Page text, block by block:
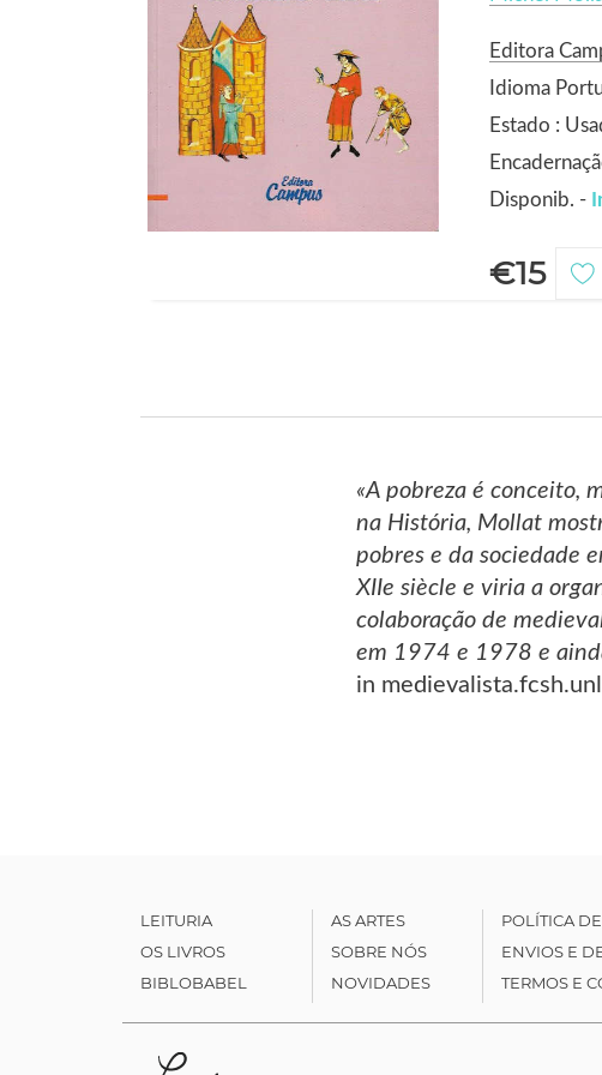
Editora
Idioma
Estado :
Disponib. -
€15
«A pobreza é conceito,
na História, Mollat
pobres e da sociedade
XIIe siècle e viria a
colaboração de
em 1974 e 1978 e
in
LEITURIA
OS LIVROS
BIBLOBABEL
AS ARTES
SOBRE NÓS
NOVIDADES
POLÍTICA
ENVIOS E
TERMOS E